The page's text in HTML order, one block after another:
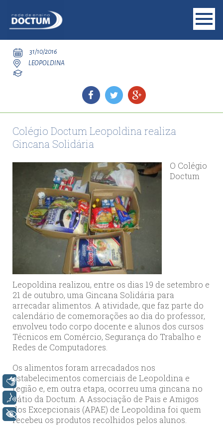
31/10/2016
LEOPOLDINA
Colégio Doctum Leopoldina realiza
Gincana Solidária
O Colégio
Doctum
Leopoldina realizou, entre os dias 19 de setembro e
21 de outubro, uma Gincana Solidária para
arrecadar alimentos. A atividade, que faz parte do
calendário de comemorações ao dia do professor,
envolveu todo corpo docente e alunos dos cursos
Técnicos em Comércio, Segurança do Trabalho e
Redes de Computadores.
Os alimentos foram arrecadados nos
estabelecimentos comerciais de Leopoldina e
região e, em outra etapa, ocorreu uma gincana no
pátio da Doctum. A Associação de Pais e Amigos
dos Excepcionais (APAE) de Leopoldina foi quem
recebeu os produtos recolhidos pelos alunos.
Libras
Voz
+ Acessibilidade